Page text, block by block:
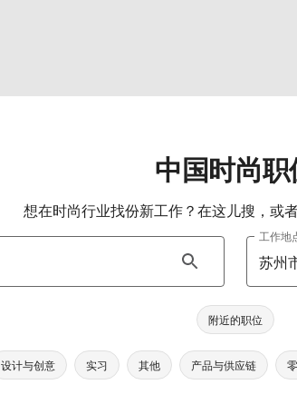
中国时尚职
想在时尚行业找份新工作？在这儿搜，或
工作地
附近的职位
设计与创意 实习 其他 产品与供应链